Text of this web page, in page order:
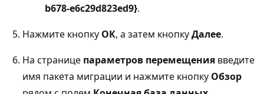
b678-e6c29d823ed9}.
Нажмите кнопку ОК, а затем кнопкуДалее.
На странице параметров перемещения введите
имя пакета миграции и нажмите кнопку Обзор